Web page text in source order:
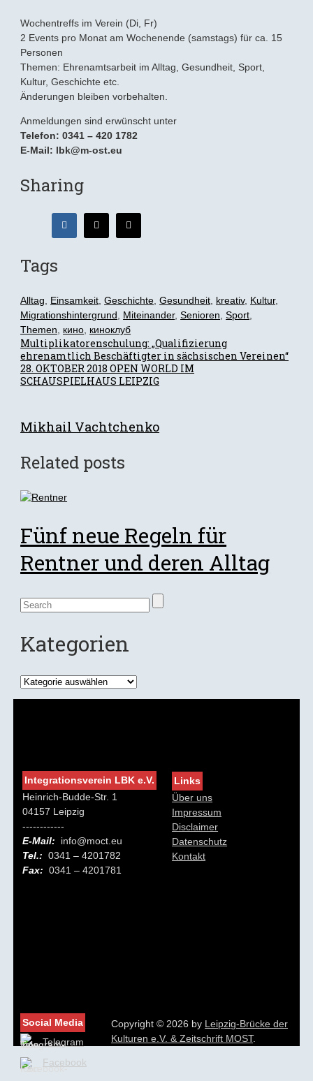
Wochentreffs im Verein (Di, Fr)
2 Events pro Monat am Wochenende (samstags) für ca. 15
Personen
Themen: Ehrenamtsarbeit im Alltag, Gesundheit, Sport,
Kultur, Geschichte etc.
Änderungen bleiben vorbehalten.
Anmeldungen sind erwünscht unter
Telefon: 0341 – 420 1782
E-Mail: lbk@m-ost.eu
Sharing
Tags
Alltag Einsamkeit ,Geschichte ,Gesundheit kreativ, Kultur,
Migrationshintergrund
Miteinander,Senioren ,Sport
Themen
кино киноклуб
Beitragsnavigation
Multiplikatorenschulung: „Qualifizierung
ehrenamtlich Beschäftigter in sächsischen Vereinen“
28. OKTOBER 2018 OPEN WORLD IM
SCHAUSPIELHAUS LEIPZIG
Mikhail Vachtchenko
Related posts
Fünf neue Regeln für
Rentner und deren Alltag
Kategorien
Kategorien
Integrationsverein LBK e.V.
Heinrich-Budde-Str. 1
04157 Leipzig
------------
E-Mail: info@moct.eu
Tel.: 0341 – 4201782
Fax: 0341 – 4201781
Links
Über uns
Impressum
Disclaimer
Datenschutz
Kontakt
Social Media
Telegram
Facebook
Copyright © 2026 by Leipzig-Brücke der
Kulturen e.V. & Zeitschrift MOST.